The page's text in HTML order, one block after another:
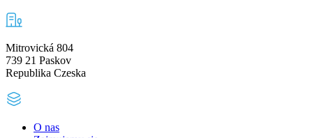
Mitrovická 804
739 21 Paskov
Republika Czeska
O nas